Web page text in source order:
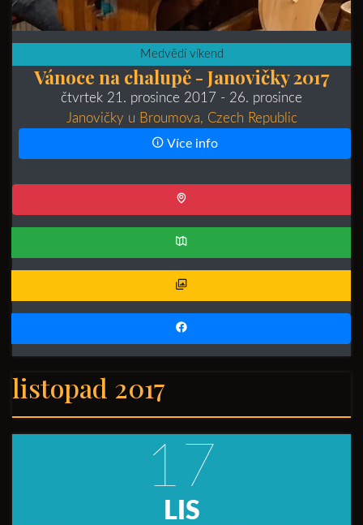
Medvědí víkend
Vánoce na chalupě - Janovičky 2017
čtvrtek 21. prosince 2017 - 26. prosince
Janovičky u Broumova, Czech Republic
Více info
listopad 2017
17
LIS